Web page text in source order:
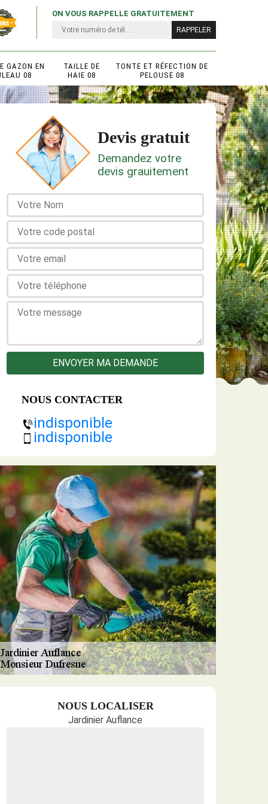
ON VOUS RAPPELLE GRATUITEMENT
GAZON EN
08
TAILLE DE
HAIE 08
TONTE ET RÉFECTION DE
PELOUSE 08
Devis gratuit
Demandez votre
devis grauitement
NOUS CONTACTER
indisponible
indisponible
NOUS LOCALISER
Jardinier Auflance